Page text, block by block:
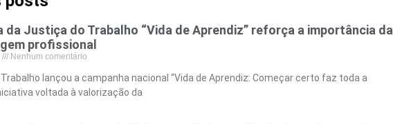
da Justiça do Trabalho “Vida de Aprendiz” reforça a importância da
profissional
Nenhum comentário
lançou a campanha nacional “Vida de Aprendiz: Começar certo faz toda a
voltada à valorização da